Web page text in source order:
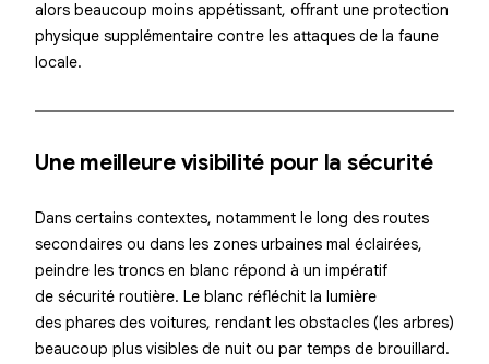
alors beaucoup moins appétissant, offrant une protection
physique supplémentaire contre les attaques de la faune
locale.
Une meilleure visibilité pour la sécurité
Dans certains contextes, notamment le long des routes
secondaires ou dans les zones urbaines mal éclairées,
peindre les troncs en blanc répond à un impératif
de sécurité routière. Le blanc réfléchit la lumière
des phares des voitures, rendant les obstacles (les arbres)
beaucoup plus visibles de nuit ou par temps de brouillard.